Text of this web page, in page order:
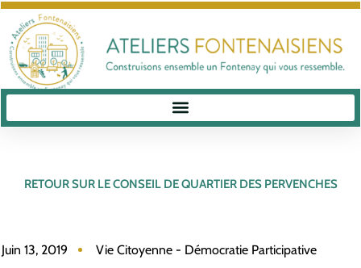
RETOUR SUR LE CONSEIL DE QUARTIER DES PERVENCHES
Juin 13, 2019 Vie Citoyenne - Démocratie Participative